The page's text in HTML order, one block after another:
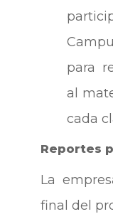
para
al
cada
Reportes
La
final del